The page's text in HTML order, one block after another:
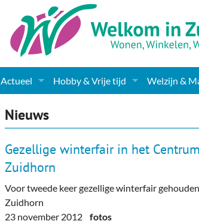
Actueel
Nieuws
Gemeente informatie
Woningaanbod
Columns & Redactioneel
Foto-pagina
Hobby & Vrije tijd
Muziek
Toerisme & Musea
Welzijn &
Nieuws
Gezellige winterfair in het
Zuidhorn
Voor tweede keer gezellige winterfair
Zuidhorn
23 november 2012fotos